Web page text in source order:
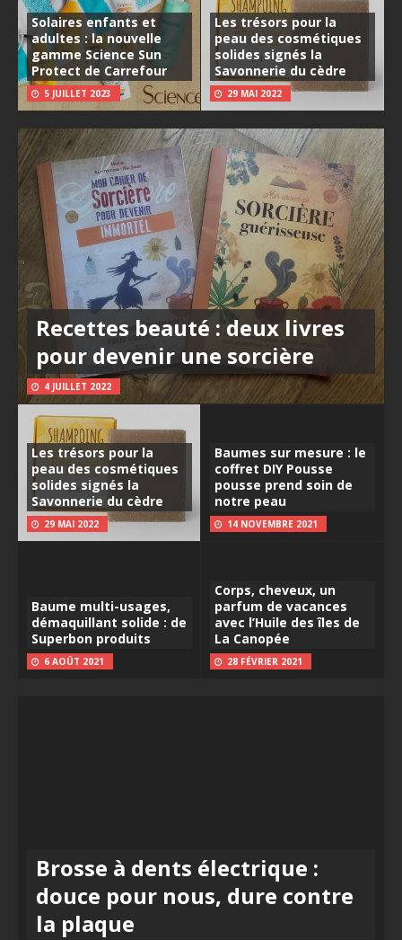
Solaires enfants et
adultes : la nouvelle
gamme Science Sun
Protect de Carrefour
5 JUILLET 2023
Les trésors pour la
peau des cosmétiques
solides signés la
Savonnerie du cèdre
29 MAI 2022
Recettes beauté : deux livres
pour devenir une sorcière
4 JUILLET 2022
Les trésors pour la
peau des cosmétiques
solides signés la
Savonnerie du cèdre
29 MAI 2022
Baumes sur mesure : le
coffret DIY Pousse
pousse prend soin de
notre peau
14 NOVEMBRE 2021
Baume multi-usages,
démaquillant solide : de
Superbon produits
6 AOÛT 2021
Corps, cheveux, un
parfum de vacances
avec l’Huile des îles de
La Canopée
28 FÉVRIER 2021
Brosse à dents électrique :
douce pour nous, dure contre
la plaque